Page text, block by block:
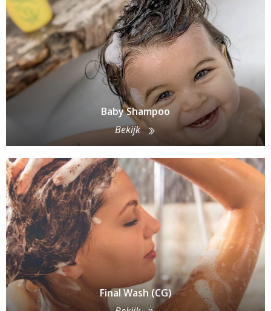
Baby Shampoo
Bekijk
Final Wash (CG)